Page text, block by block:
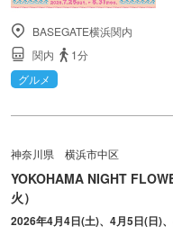
BASEGATE横浜関内
関内
1分
グルメ
神奈川県 横浜市中区
YOKOHAMA NIGHT
火）